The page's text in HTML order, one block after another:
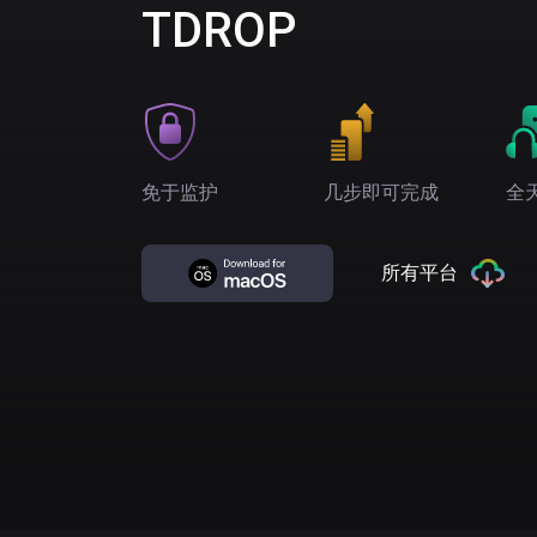
TDROP
免于监护 几步即可完成 全
所有平台